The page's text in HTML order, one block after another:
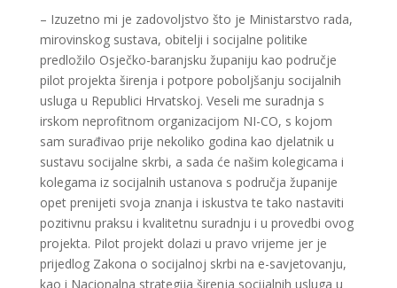
– Izuzetno mi je zadovoljstvo što je Ministarstvo rada,
mirovinskog sustava, obitelji i socijalne politike
predložilo Osječko-baranjsku županiju kao područje
pilot projekta širenja i potpore poboljšanju socijalnih
usluga u Republici Hrvatskoj. Veseli me suradnja s
irskom neprofitnom organizacijom NI-CO, s kojom
sam surađivao prije nekoliko godina kao djelatnik u
sustavu socijalne skrbi, a sada će našim kolegicama i
kolegama iz socijalnih ustanova s područja županije
opet prenijeti svoja znanja i iskustva te tako nastaviti
pozitivnu praksu i kvalitetnu suradnju i u provedbi ovog
projekta. Pilot projekt dolazi u pravo vrijeme jer je
prijedlog Zakona o socijalnoj skrbi na e-savjetovanju,
kao i Nacionalna strategija širenja socijalnih usluga u